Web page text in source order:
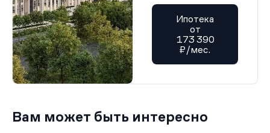
Ипотека
от
173 390
₽/мес.
Вам может быть интересно